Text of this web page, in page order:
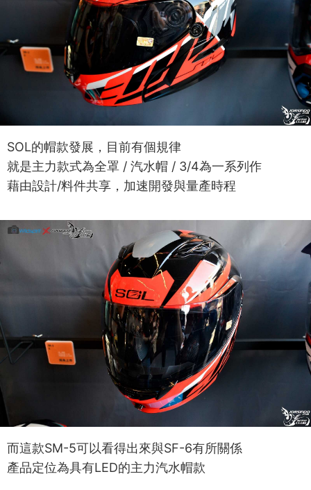
SOL的帽款發展，目前有個規律
就是主力款式為全罩 / 汽水帽 / 3/4為一系列作
藉由設計/料件共享，加速開發與量產時程
而這款SM-5可以看得出來與SF-6有所關係
產品定位為具有LED的主力汽水帽款